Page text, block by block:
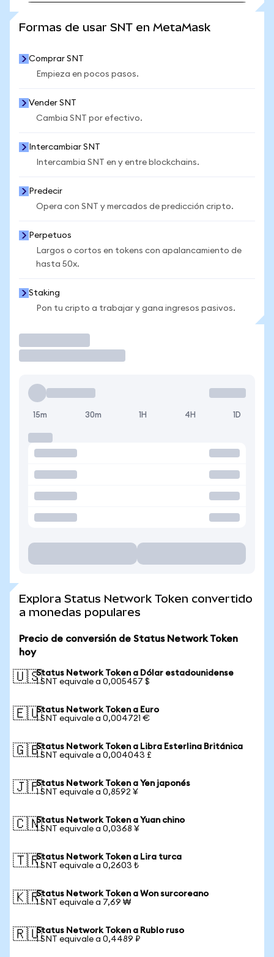
Formas de usar SNT en MetaMask
Comprar SNT
Empieza en pocos pasos.
Vender SNT
Cambia SNT por efectivo.
Intercambiar SNT
Intercambia SNT en y entre blockchains.
Predecir
Opera con SNT y mercados de predicción cripto.
Perpetuos
Largos o cortos en tokens con apalancamiento de
hasta 50x.
Staking
Pon tu cripto a trabajar y gana ingresos pasivos.
15m 30m 1H 4H 1D
Explora Status Network Token convertido
a monedas populares
Precio de conversión de Status Network Token
hoy
🇺🇸Status Network Token a Dólar estadounidense
1 SNT equivale a 0,005457 $
🇪🇺Status Network Token a Euro
1 SNT equivale a 0,004721 €
🇬🇧Status Network Token a Libra Esterlina Británica
1 SNT equivale a 0,004043 £
🇯🇵Status Network Token a Yen japonés
1 SNT equivale a 0,8592 ¥
🇨🇳Status Network Token a Yuan chino
1 SNT equivale a 0,0368 ¥
🇹🇷Status Network Token a Lira turca
1 SNT equivale a 0,2603 ₺
🇰🇷Status Network Token a Won surcoreano
1 SNT equivale a 7,69 ₩
🇷🇺Status Network Token a Rublo ruso
1 SNT equivale a 0,4489 ₽